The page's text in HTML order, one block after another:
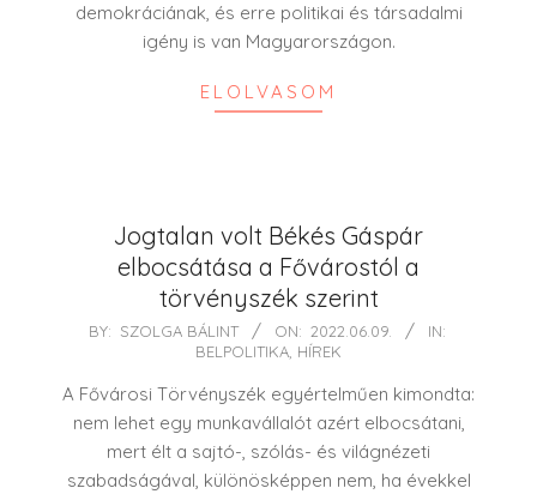
demokráciának, és erre politikai és társadalmi
igény is van Magyarországon.
ELOLVASOM
Jogtalan volt Békés Gáspár
elbocsátása a Fővárostól a
törvényszék szerint
2022-
09
BY: SZOLGA BÁLINT ON: 2022.06.09.
IN:
BELPOLITIKA, HÍREK
A Fővárosi Törvényszék egyértelműen kimondta:
nem lehet egy munkavállalót azért elbocsátani,
mert élt a sajtó-, szólás- és világnézeti
szabadságával, különösképpen nem, ha évekkel